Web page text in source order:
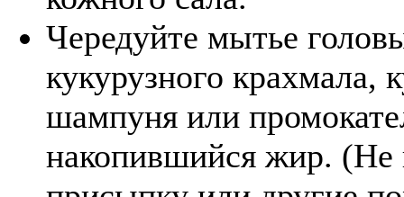
Чередуйте мытье
кукурузного крахмала,
шампуня или
накопившийся жир. (Не